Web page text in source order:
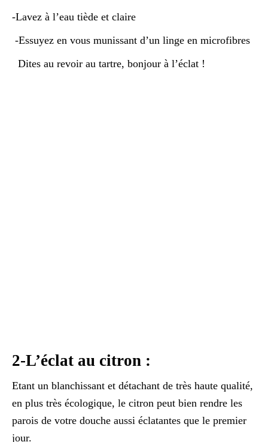
-Lavez à l’eau tiède et claire
-Essuyez en vous munissant d’un linge en microfibres
Dites au revoir au tartre, bonjour à l’éclat !
2-L’éclat au citron :
Etant un blanchissant et détachant de très haute qualité,
en plus très écologique, le citron peut bien rendre les
parois de votre douche aussi éclatantes que le premier
jour.